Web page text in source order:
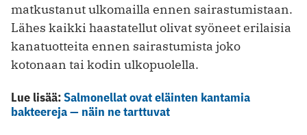
matkustanut ulkomailla ennen sairastumistaan.
Lähes kaikki haastatellut olivat syöneet erilaisia
kanatuotteita ennen sairastumista joko
kotonaan tai kodin ulkopuolella.
Lue lisää:Salmonellat ovat eläinten kantamia
bakteereja — näin ne tarttuvat